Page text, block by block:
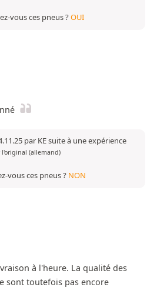
vous ces pneus ?OUI
par KE suite à une expérience
l'original (allemand)
vous ces pneus ? NON
à l'heure. La qualité des
sont toutefois pas encore